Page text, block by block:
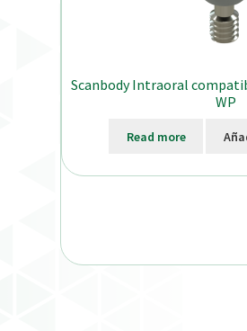
Scanbody Intraoral
WP
Read more